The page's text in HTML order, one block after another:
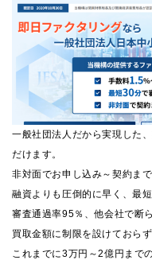
一般社団法人だから実現した
だけます。
非対面でお申し込み～契約まで
融資よりも圧倒的に早く、最
審査通過率95％、他会社で断
買取金額に制限を設けておら
これまでに3万円～2億円まで